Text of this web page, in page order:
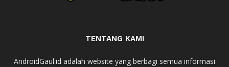
TENTANG KAMI
AndroidGaul.id adalah website yang berbagi semua informasi